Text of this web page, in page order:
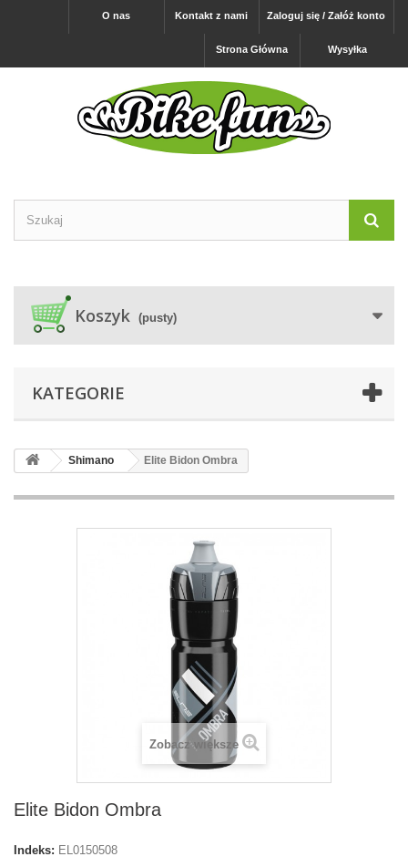
Zaloguj się / Załóż konto
Kontakt z nami
O nas
Wysyłka
Strona Główna
Koszyk (pusty)
KATEGORIE
Shimano Elite Bidon Ombra
Zobacz większe
Elite Bidon Ombra
Indeks: EL0150508